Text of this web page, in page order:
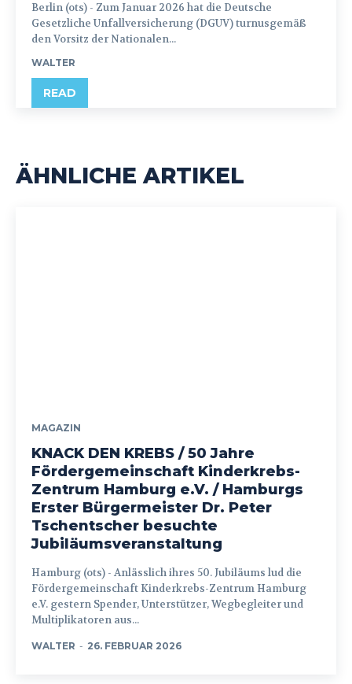
Berlin (ots) - Zum Januar 2026 hat die Deutsche
Gesetzliche Unfallversicherung (DGUV) turnusgemäß
den Vorsitz der Nationalen...
WALTER
READ
ÄHNLICHE ARTIKEL
MAGAZIN
KNACK DEN KREBS / 50 Jahre
Fördergemeinschaft Kinderkrebs-
Zentrum Hamburg e.V. / Hamburgs
Erster Bürgermeister Dr. Peter
Tschentscher besuchte
Jubiläumsveranstaltung
Hamburg (ots) - Anlässlich ihres 50. Jubiläums lud die
Fördergemeinschaft Kinderkrebs-Zentrum Hamburg
e.V. gestern Spender, Unterstützer, Wegbegleiter und
Multiplikatoren aus...
WALTER - 26. FEBRUAR 2026